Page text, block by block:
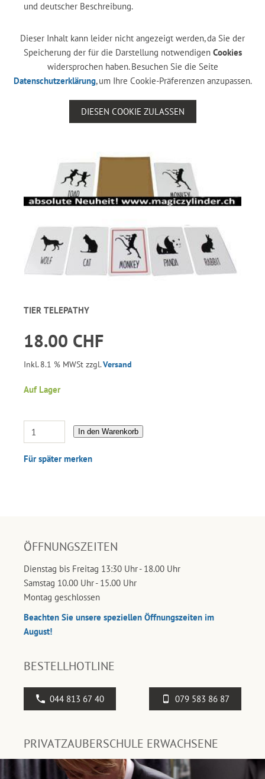
und deutscher Beschreibung.
Dieser Inhalt kann leider nicht angezeigt werden, da Sie der
Speicherung der für die Darstellung notwendigen Cookies
widersprochen haben. Besuchen Sie die Seite
Datenschutzerklärung, um Ihre Cookie-Präferenzen anzupassen.
DIESEN COOKIE ZULASSEN
TIER TELEPATHY
18.00 CHF
Inkl. 8.1 % MWSt zzgl.Versand
Auf Lager
In den Warenkorb
Für später merken
ÖFFNUNGSZEITEN
Dienstag bis Freitag 13:30 Uhr - 18.00 Uhr
Samstag 10.00 Uhr - 15.00 Uhr
Montag geschlossen
Beachten Sie unsere speziellen Öffnungszeiten im
August!
BESTELLHOTLINE
044 813 67 40 079 583 86 87
PRIVATZAUBERSCHULE ERWACHSENE